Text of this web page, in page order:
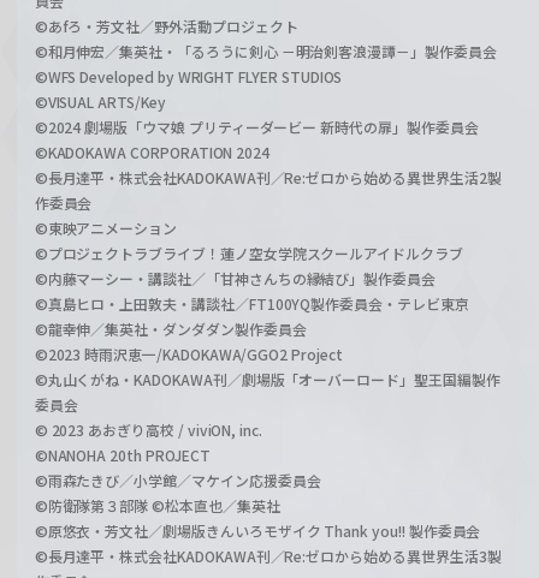
©あfろ・芳文社／野外活動プロジェクト
©和月伸宏／集英社・「るろうに剣心 －明治剣客浪漫譚－」製作委員会
©WFS Developed by WRIGHT FLYER STUDIOS
©VISUAL ARTS/Key
©2024 劇場版「ウマ娘 プリティーダービー 新時代の扉」製作委員会
©KADOKAWA CORPORATION 2024
©長月達平・株式会社KADOKAWA刊／Re:ゼロから始める異世界生活2製
作委員会
©東映アニメーション
©プロジェクトラブライブ！蓮ノ空女学院スクールアイドルクラブ
©内藤マーシー・講談社／「甘神さんちの縁結び」製作委員会
©真島ヒロ・上田敦夫・講談社／FT100YQ製作委員会・テレビ東京
©龍幸伸／集英社・ダンダダン製作委員会
©2023 時雨沢恵一/KADOKAWA/GGO2 Project
©丸山くがね・KADOKAWA刊／劇場版「オーバーロード」聖王国編製作
委員会
© 2023 あおぎり高校 / viviON, inc.
©NANOHA 20th PROJECT
©雨森たきび／小学館／マケイン応援委員会
©防衛隊第３部隊 ©松本直也／集英社
©原悠衣・芳文社／劇場版きんいろモザイク Thank you!! 製作委員会
©長月達平・株式会社KADOKAWA刊／Re:ゼロから始める異世界生活3製